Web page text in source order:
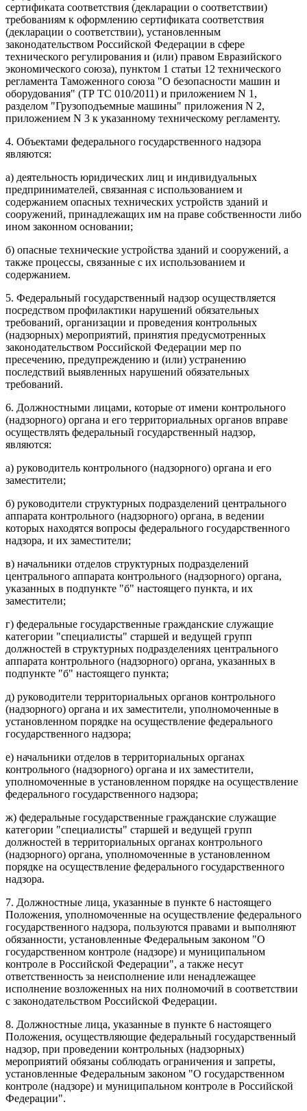
сертификата соответствия (декларации о соответствии)
требованиям к оформлению сертификата соответствия
(декларации о соответствии), установленным
законодательством Российской Федерации в сфере
технического регулирования и (или) правом Евразийского
экономического союза), пунктом 1 статьи 12 технического
регламента Таможенного союза "О безопасности машин и
оборудования" (ТР ТС 010/2011) и приложением N 1,
разделом "Грузоподъемные машины" приложения N 2,
приложением N 3 к указанному техническому регламенту.
4. Объектами федерального государственного надзора
являются:
а) деятельность юридических лиц и индивидуальных
предпринимателей, связанная с использованием и
содержанием опасных технических устройств зданий и
сооружений, принадлежащих им на праве собственности либо
ином законном основании;
б) опасные технические устройства зданий и сооружений, а
также процессы, связанные с их использованием и
содержанием.
5. Федеральный государственный надзор осуществляется
посредством профилактики нарушений обязательных
требований, организации и проведения контрольных
(надзорных) мероприятий, принятия предусмотренных
законодательством Российской Федерации мер по
пресечению, предупреждению и (или) устранению
последствий выявленных нарушений обязательных
требований.
6. Должностными лицами, которые от имени контрольного
(надзорного) органа и его территориальных органов вправе
осуществлять федеральный государственный надзор,
являются:
а) руководитель контрольного (надзорного) органа и его
заместители;
б) руководители структурных подразделений центрального
аппарата контрольного (надзорного) органа, в ведении
которых находятся вопросы федерального государственного
надзора, и их заместители;
в) начальники отделов структурных подразделений
центрального аппарата контрольного (надзорного) органа,
указанных в подпункте "б" настоящего пункта, и их
заместители;
г) федеральные государственные гражданские служащие
категории "специалисты" старшей и ведущей групп
должностей в структурных подразделениях центрального
аппарата контрольного (надзорного) органа, указанных в
подпункте "б" настоящего пункта;
д) руководители территориальных органов контрольного
(надзорного) органа и их заместители, уполномоченные в
установленном порядке на осуществление федерального
государственного надзора;
е) начальники отделов в территориальных органах
контрольного (надзорного) органа и их заместители,
уполномоченные в установленном порядке на осуществление
федерального государственного надзора;
ж) федеральные государственные гражданские служащие
категории "специалисты" старшей и ведущей групп
должностей в территориальных органах контрольного
(надзорного) органа, уполномоченные в установленном
порядке на осуществление федерального государственного
надзора.
7. Должностные лица, указанные в пункте 6 настоящего
Положения, уполномоченные на осуществление федерального
государственного надзора, пользуются правами и выполняют
обязанности, установленные Федеральным законом "О
государственном контроле (надзоре) и муниципальном
контроле в Российской Федерации", а также несут
ответственность за неисполнение или ненадлежащее
исполнение возложенных на них полномочий в соответствии
с законодательством Российской Федерации.
8. Должностные лица, указанные в пункте 6 настоящего
Положения, осуществляющие федеральный государственный
надзор, при проведении контрольных (надзорных)
мероприятий обязаны соблюдать ограничения и запреты,
установленные Федеральным законом "О государственном
контроле (надзоре) и муниципальном контроле в Российской
Федерации".